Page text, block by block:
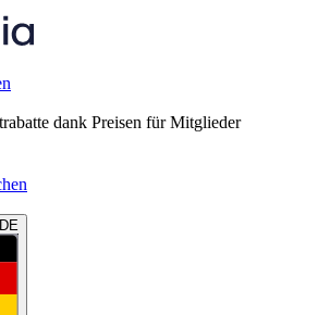
dank Preisen für Mitglieder